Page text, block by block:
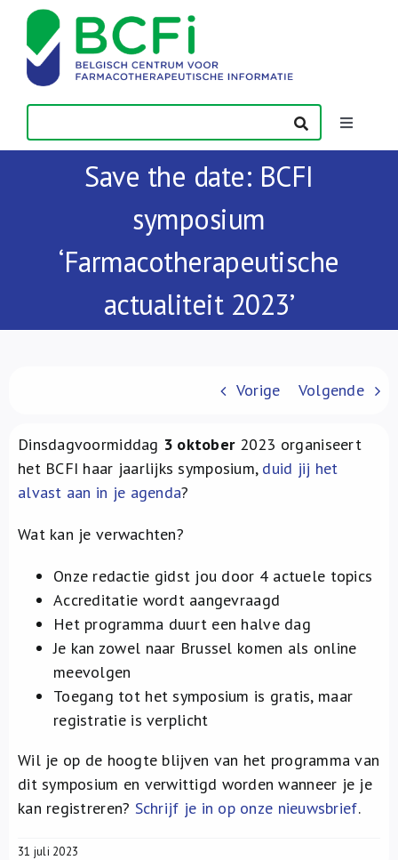
content
Toggle
FR
Save the date: BCFI
symposium
‘Farmacotherapeutische
actualiteit 2023’
Vorige Volgende
Dinsdagvoormiddag 3 oktober2023 organiseert
het BCFI haar jaarlijks symposium, duid jij het
alvast aan in je agenda?
Wat kan je verwachten?
Onze redactie gidst jou door 4 actuele topics
Accreditatie wordt aangevraagd
Het programma duurt een halve dag
Je kan zowel naar Brussel komen als online
meevolgen
Toegang tot het symposium is gratis, maar
registratie is verplicht
Wil je op de hoogte blijven van het programma van
dit symposium en verwittigd worden wanneer je je
kan registreren? Schrijf je in op onze nieuwsbrief.
31 juli 2023